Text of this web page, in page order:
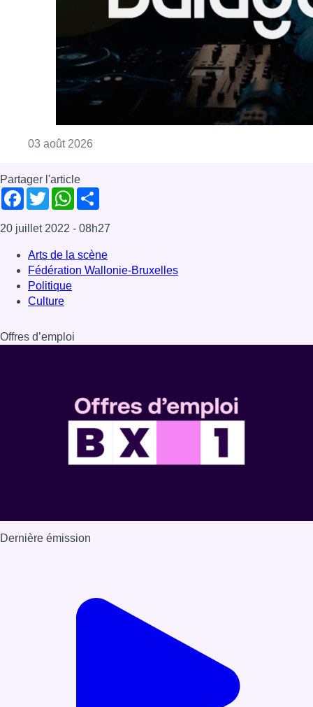
03 août 2026
Partager l'article
Facebook
TwitterWhatsApp
20 juillet 2022 - 08h27
Arts de la scène
Fédération Wallonie-Bruxelles
Politique
Culture
Offres d’emploi
Dernière émission